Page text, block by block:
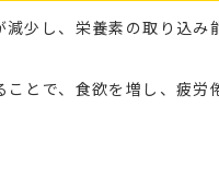
減少し、栄養素の取り込
とで、食欲を増し、疲